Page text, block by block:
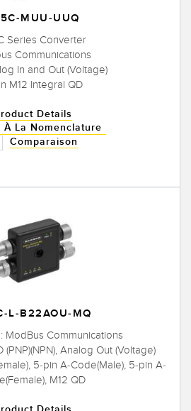
MUU-UUQ
Series Converter
Communications
In and Out (Voltage)
M12 Integral QD
Details
À La Nomenclature
Comparaison
L-B22AOU-MQ
ModBus Communications
Analog Out (Voltage)
5-pin A-Code(Male), 5-pin A-
M12 QD